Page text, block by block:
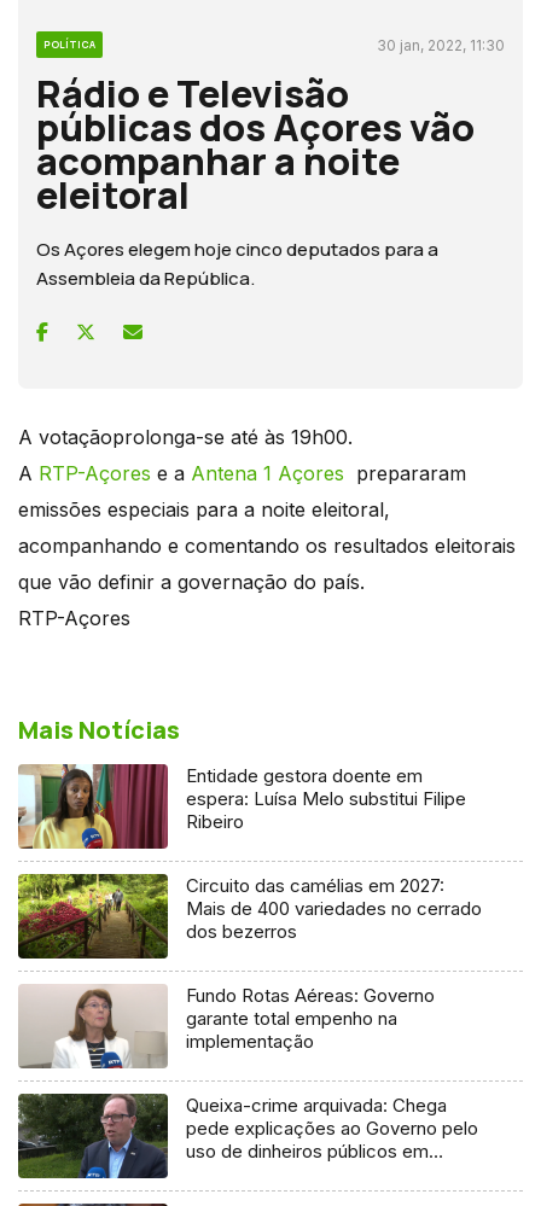
POLÍTICA 30 jan, 2022, 11:30
Rádio e Televisão
públicas dos Açores vão
acompanhar a noite
eleitoral
Os Açores elegem hoje cinco deputados para a
Assembleia da República.
A votaçãoprolonga-se até às 19h00.
A RTP-Açores e a Antena 1 Açores prepararam
emissões especiais para a noite eleitoral,
acompanhando e comentando os resultados eleitorais
que vão definir a governação do país.
RTP-Açores
Mais Notícias
Entidade gestora doente em
espera: Luísa Melo substitui Filipe
Ribeiro
Circuito das camélias em 2027:
Mais de 400 variedades no cerrado
dos bezerros
Fundo Rotas Aéreas: Governo
garante total empenho na
implementação
Queixa-crime arquivada: Chega
pede explicações ao Governo pelo
uso de dinheiros públicos em